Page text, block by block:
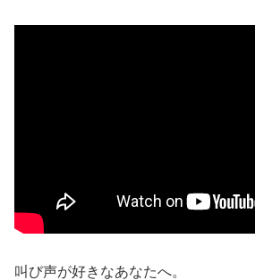
叫び声が好きなあなたへ。